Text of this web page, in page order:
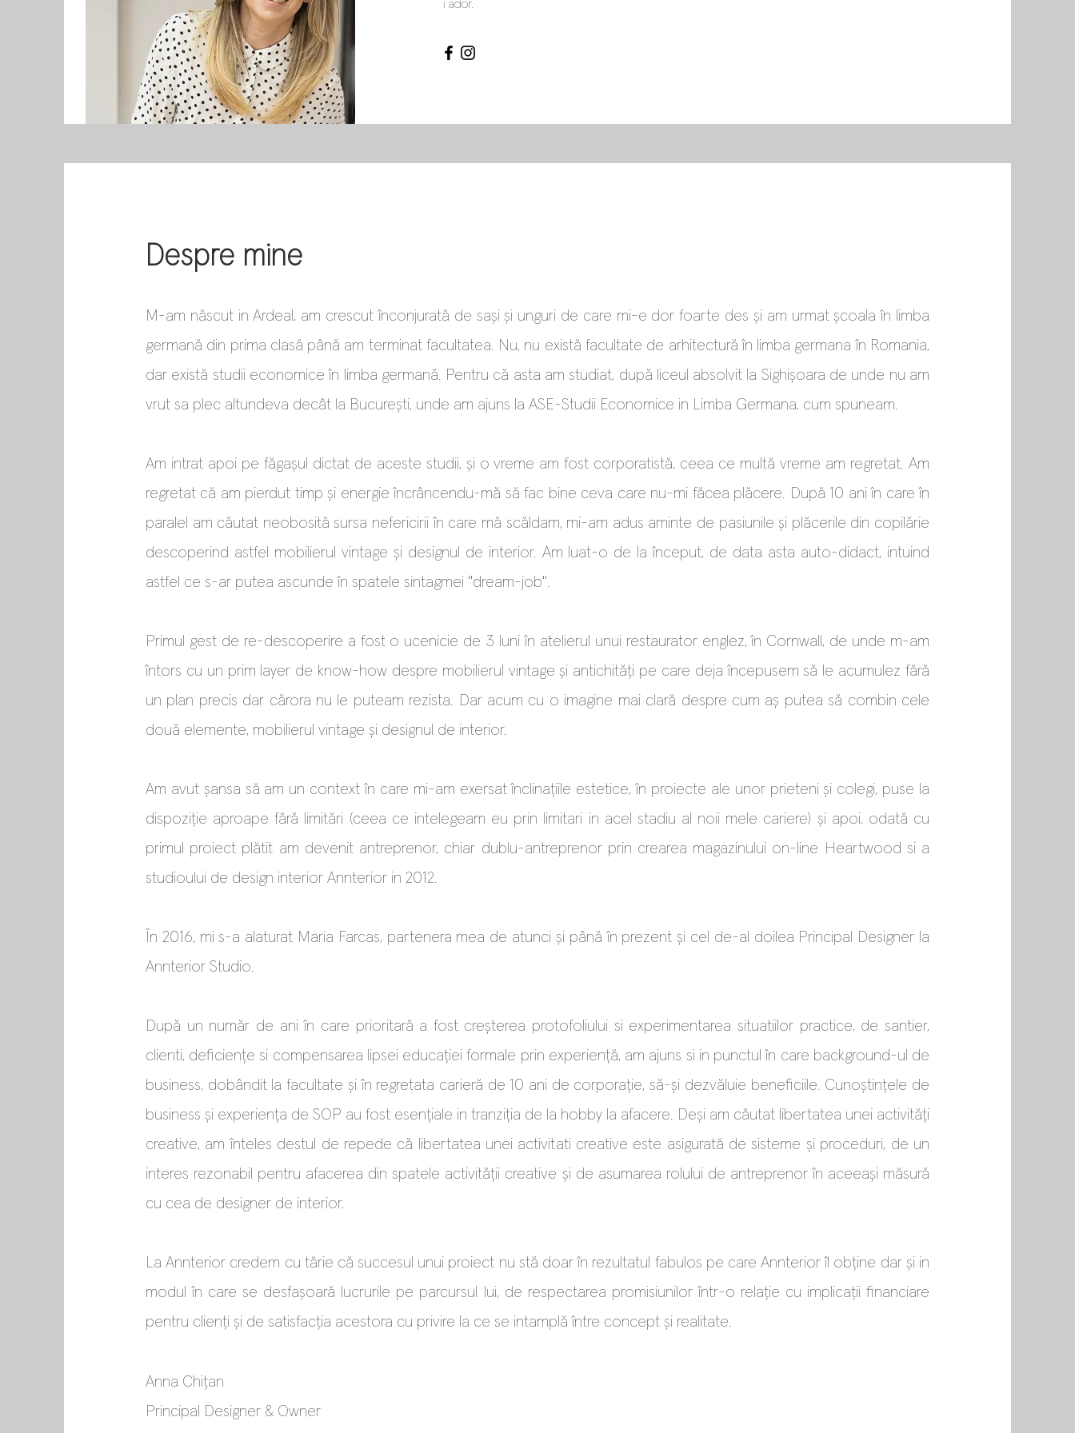
i ador.
Despre mine
M-am născut in Ardeal, am crescut înconjurată de sași și unguri de care mi-e dor foarte des și am urmat școala în limba
germană din prima clasă până am terminat facultatea. Nu, nu există facultate de arhitectură în limba germana în Romania,
dar există studii economice în limba germană. Pentru că asta am studiat, după liceul absolvit la Sighișoara de unde nu am
vrut sa plec altundeva decât la București, unde am ajuns la ASE-Studii Economice in Limba Germana, cum spuneam.
Am intrat apoi pe făgașul dictat de aceste studii, și o vreme am fost corporatistă, ceea ce multă vreme am regretat. Am
regretat că am pierdut timp și energie încrâncendu-mă să fac bine ceva care nu-mi făcea plăcere. După 10 ani în care în
paralel am căutat neobosită sursa nefericirii în care mă scăldam, mi-am adus aminte de pasiunile și plăcerile din copilărie
descoperind astfel mobilierul vintage și designul de interior. Am luat-o de la început, de data asta auto-didact, intuind
astfel ce s-ar putea ascunde în spatele sintagmei "dream-job".
Primul gest de re-descoperire a fost o ucenicie de 3 luni în atelierul unui restaurator englez, în Cornwall, de unde m-am
întors cu un prim layer de know-how despre mobilierul vintage și antichități pe care deja începusem să le acumulez fără
un plan precis dar cărora nu le puteam rezista. Dar acum cu o imagine mai clară despre cum aș putea să combin cele
două elemente, mobilierul vintage și designul de interior.
Am avut șansa să am un context în care mi-am exersat înclinațiile estetice, în proiecte ale unor prieteni și colegi, puse la
dispoziție aproape fără limitări (ceea ce intelegeam eu prin limitari in acel stadiu al noii mele cariere) și apoi, odată cu
primul proiect plătit am devenit antreprenor, chiar dublu-antreprenor prin crearea magazinului on-line Heartwood si a
studioului de design interior Annterior in 2012.
În 2016, mi s-a alaturat Maria Farcas, partenera mea de atunci și până în prezent și cel de-al doilea Principal Designer la
Annterior Studio.
După un număr de ani în care prioritară a fost creșterea protofoliului si experimentarea situatiilor practice, de santier,
clienti, deficiențe si compensarea lipsei educației formale prin experiență, am ajuns si in punctul în care background-ul de
business, dobândit la facultate și în regretata carieră de 10 ani de corporație, să-și dezvăluie beneficiile. Cunoștințele de
business și experiența de SOP au fost esențiale in tranziția de la hobby la afacere. Deși am căutat libertatea unei activități
creative, am înteles destul de repede că libertatea unei activitati creative este asigurată de sisteme și proceduri, de un
interes rezonabil pentru afacerea din spatele activității creative și de asumarea rolului de antreprenor în aceeași măsură
cu cea de designer de interior.
La Annterior credem cu tărie că succesul unui proiect nu stă doar în rezultatul fabulos pe care Annterior îl obține dar și in
modul în care se desfașoară lucrurile pe parcursul lui, de respectarea promisiunilor într-o relație cu implicații financiare
pentru clienți și de satisfacția acestora cu privire la ce se intamplă între concept și realitate.
Anna Chițan
Principal Designer & Owner